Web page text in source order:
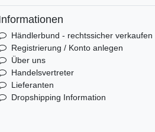
Händlerbund - rechtssicher verkaufen
Registrierung / Konto anlegen
Über uns
Handelsvertreter
Lieferanten
Dropshipping Information